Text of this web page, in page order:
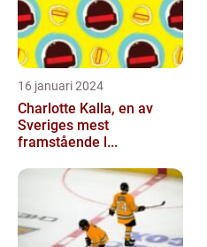
16 januari 2024
Charlotte Kalla, en av
Sveriges mest
framstående l...